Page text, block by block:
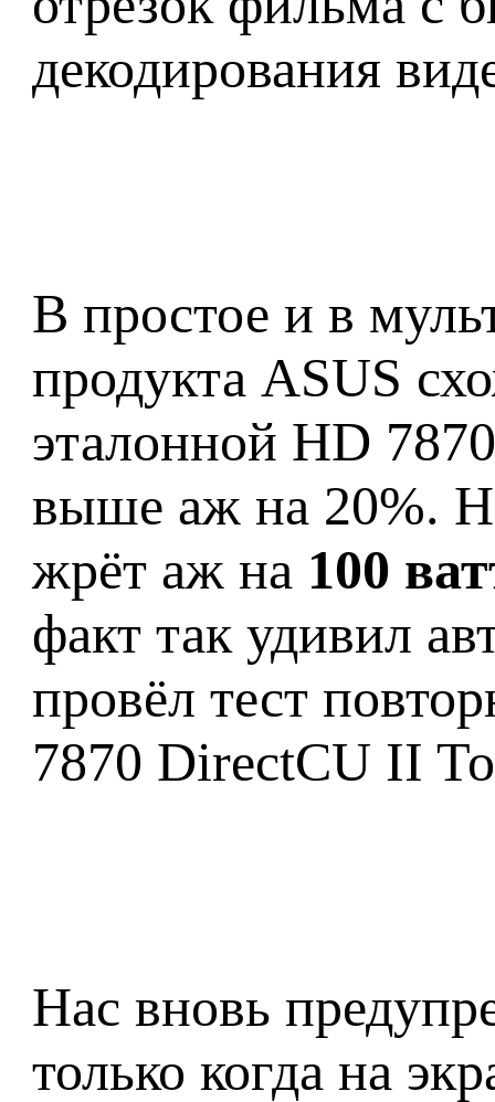
декодирования
В простое и в
продукта ASUS
эталонной HD
выше аж на 20%.
жрёт аж на 100
факт так удивил
провёл тест
7870 DirectCU II
Нас вновь
только когда на